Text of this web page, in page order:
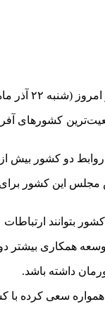
در نشست خبری شرکت کردند.
کشورهای
مجلس این کشور
بتوانند ارتباطات
همکاری بیشتر
داشته باشد.
سعی کرده با